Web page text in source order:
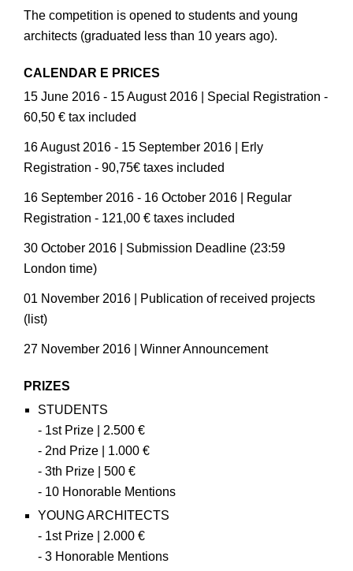
The competition is opened to students and young
architects (graduated less than 10 years ago).
CALENDAR E PRICES
15 June 2016 - 15 August 2016 | Special Registration -
60,50 € tax included
16 August 2016 - 15 September 2016 | Erly
Registration - 90,75€ taxes included
16 September 2016 - 16 October 2016 | Regular
Registration - 121,00 € taxes included
30 October 2016 | Submission Deadline (23:59
London time)
01 November 2016 | Publication of received projects
(list)
27 November 2016 | Winner Announcement
PRIZES
STUDENTS
- 1st Prize | 2.500 €
- 2nd Prize | 1.000 €
- 3th Prize | 500 €
- 10 Honorable Mentions
YOUNG ARCHITECTS
- 1st Prize | 2.000 €
- 3 Honorable Mentions